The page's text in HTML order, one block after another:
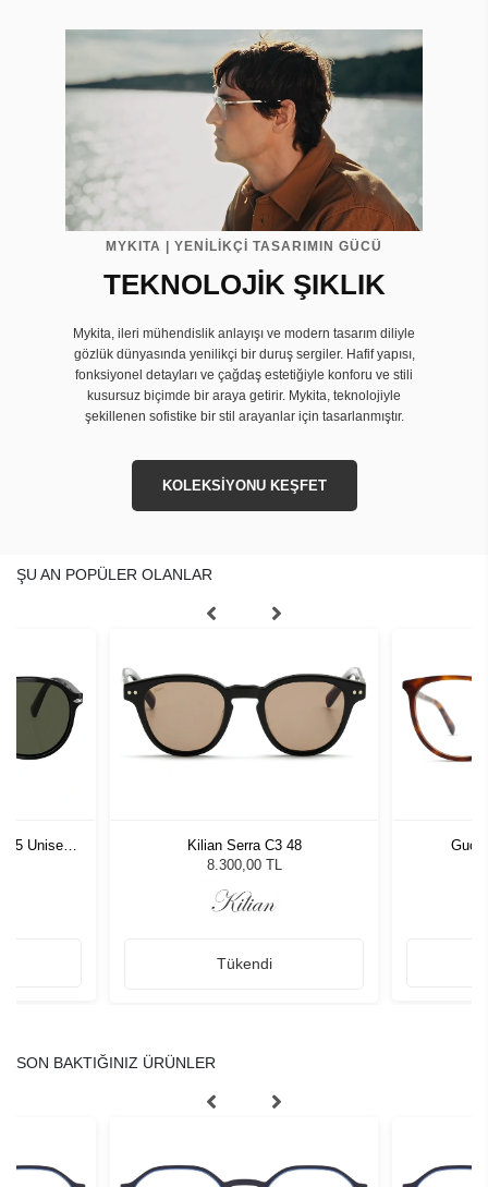
MYKITA | YENİLİKÇİ TASARIMIN GÜCÜ
TEKNOLOJİK ŞIKLIK
Mykita, ileri mühendislik anlayışı ve modern tasarım diliyle
gözlük dünyasında yenilikçi bir duruş sergiler. Hafif yapısı,
fonksiyonel detayları ve çağdaş estetiğiyle konforu ve stili
kusursuz biçimde bir araya getirir. Mykita, teknolojiyle
şekillenen sofistike bir stil arayanlar için tasarlanmıştır.
KOLEKSİYONU KEŞFET
ŞU AN POPÜLER OLANLAR
55 Unisex
Kilian Serra C3 48
8.300,00 TL
Tükendi
SON BAKTIĞINIZ ÜRÜNLER